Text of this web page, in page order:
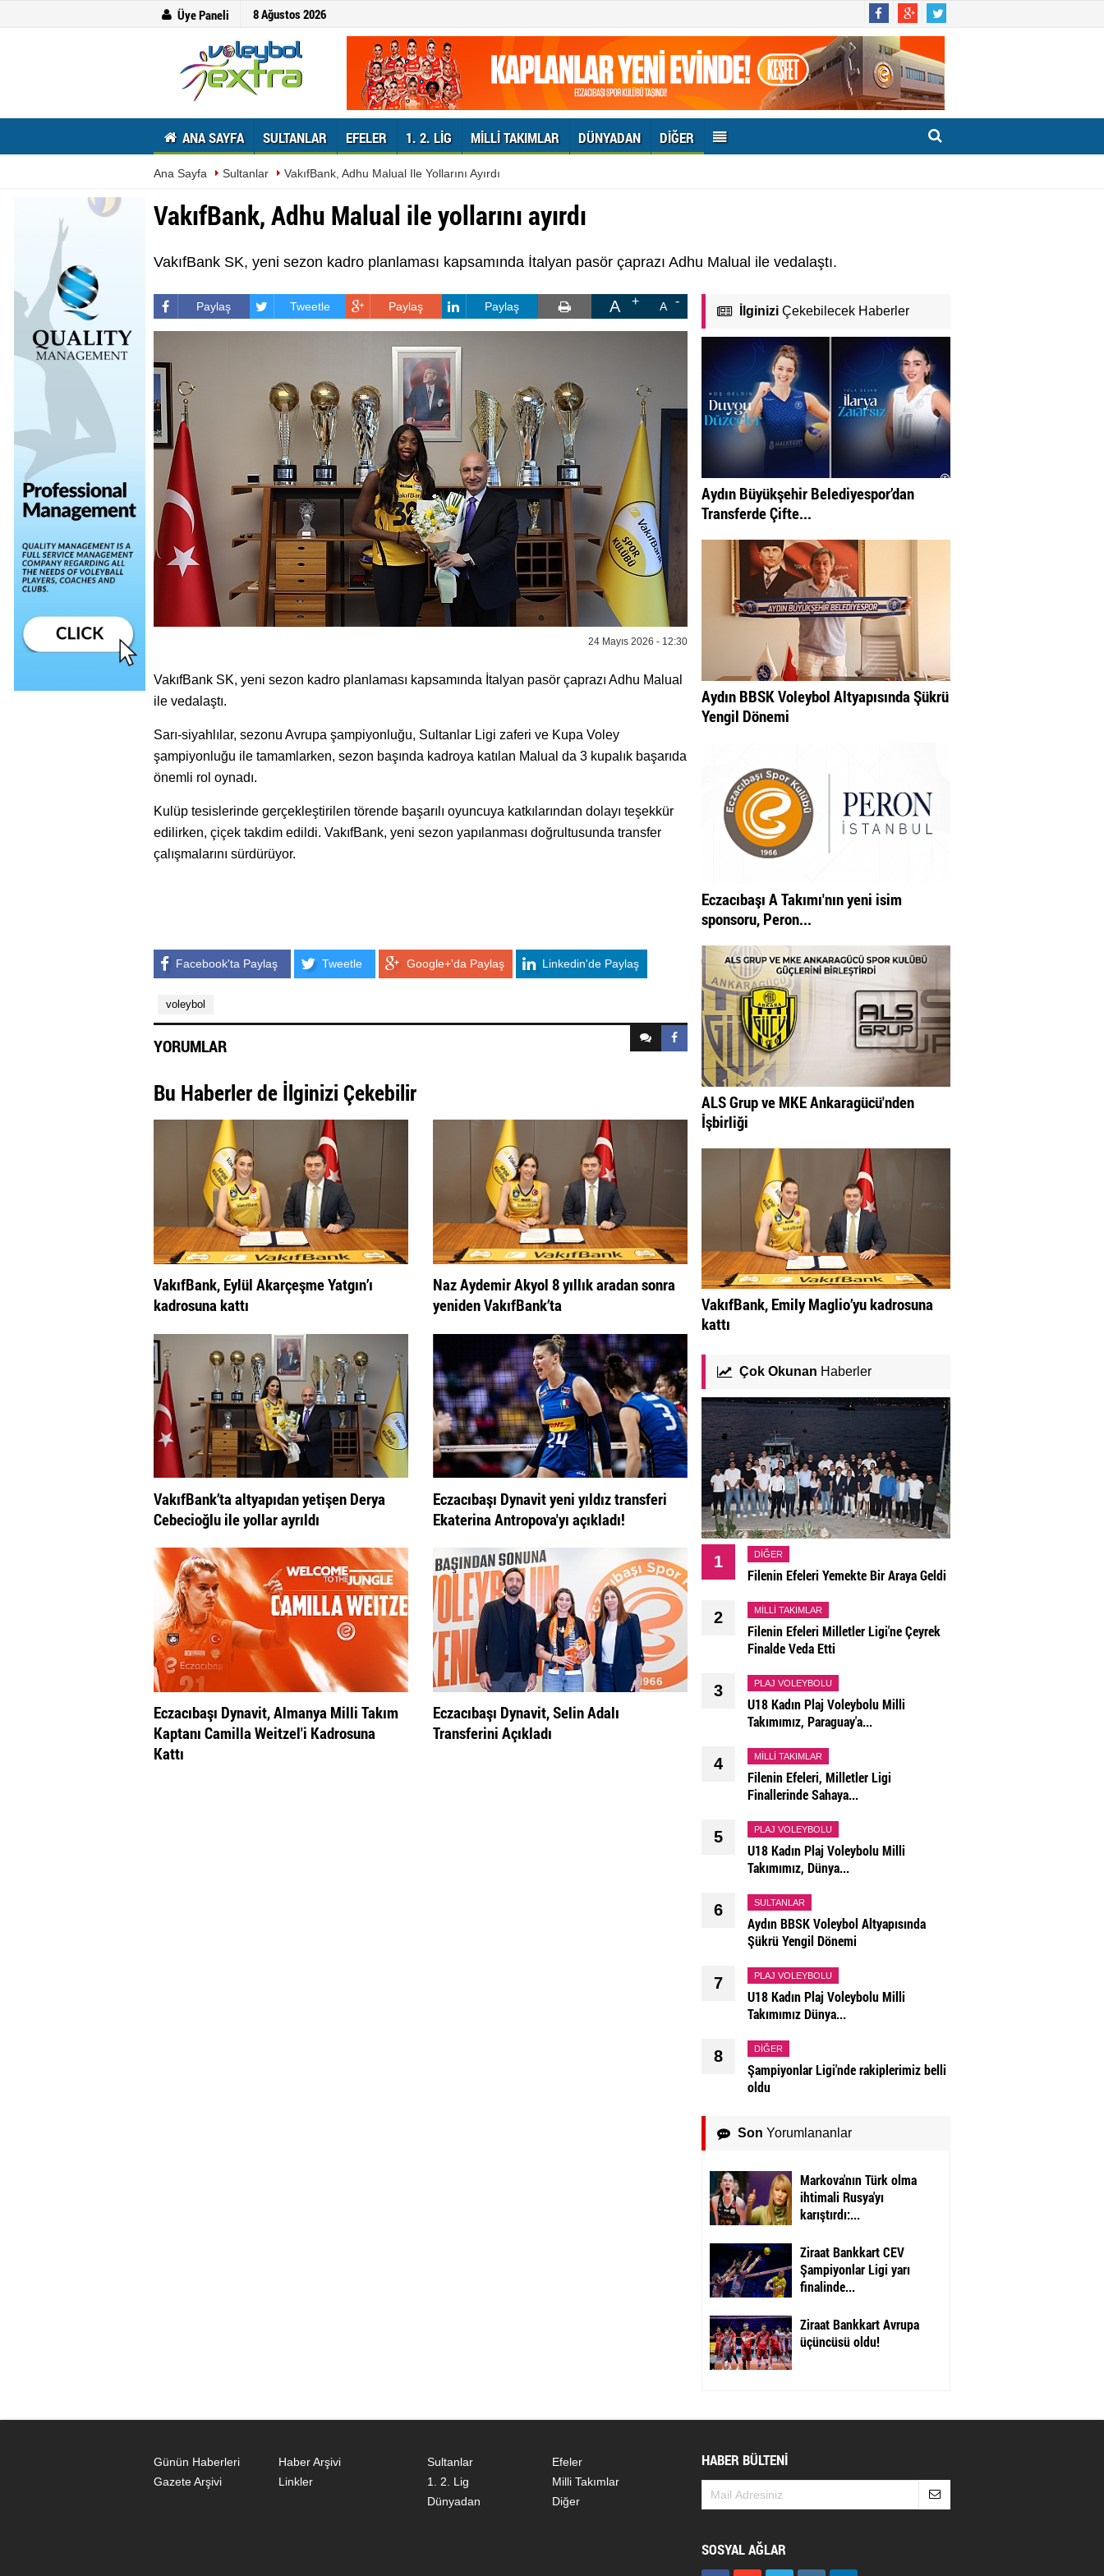
Üye Paneli 8 Ağustos 2026
ANA SAYFA SULTANLAR EFELER 1. 2. LIG MILLI TAKIMLAR DÜNYADAN DIĞER
Ana Sayfa Sultanlar VakıfBank, Adhu Malual Ile Yollarını Ayırdı
VakıfBank, Adhu Malual ile yollarını ayırdı
VakıfBank SK, yeni sezon kadro planlaması kapsamında İtalyan pasör çaprazı Adhu Malual ile vedalaştı.
Paylaş Tweetle Paylaş Paylaş A A
24 Mayıs 2026 - 12:30
VakıfBank SK, yeni sezon kadro planlaması kapsamında İtalyan pasör çaprazı Adhu Malual
ile vedalaştı.
Sarı-siyahlılar, sezonu Avrupa şampiyonluğu, Sultanlar Ligi zaferi ve Kupa Voley
şampiyonluğu ile tamamlarken, sezon başında kadroya katılan Malual da 3 kupalık başarıda
önemli rol oynadı.
Kulüp tesislerinde gerçekleştirilen törende başarılı oyuncuya katkılarından dolayı teşekkür
edilirken, çiçek takdim edildi. VakıfBank, yeni sezon yapılanması doğrultusunda transfer
çalışmalarını sürdürüyor.
Facebook'ta Paylaş Tweetle Google+'da Paylaş Linkedin'de Paylaş
voleybol
YORUMLAR
Bu Haberler de İlginizi Çekebilir
VakıfBank, Eylül Akarçeşme Yatgın’ı
kadrosuna kattı
Naz Aydemir Akyol 8 yıllık aradan sonra
yeniden VakıfBank’ta
VakıfBank’ta altyapıdan yetişen Derya
Cebecioğlu ile yollar ayrıldı
Eczacıbaşı Dynavit yeni yıldız transferi
Ekaterina Antropova'yı açıkladı!
Eczacıbaşı Dynavit, Almanya Milli Takım
Kaptanı Camilla Weitzel'i Kadrosuna
Kattı
Eczacıbaşı Dynavit, Selin Adalı
Transferini Açıkladı
İlginiziÇekebilecek Haberler
Aydın Büyükşehir Belediyespor’dan
Transferde Çifte...
Aydın BBSK Voleybol Altyapısında Şükrü
Yengil Dönemi
Eczacıbaşı A Takımı'nın yeni isim
sponsoru, Peron...
ALS Grup ve MKE Ankaragücü'nden
İşbirliği
VakıfBank, Emily Maglio’yu kadrosuna
kattı
Çok Okunan Haberler
1 DIĞER
Filenin Efeleri Yemekte Bir Araya Geldi
2 MILLI TAKIMLAR
Filenin Efeleri Milletler Ligi'ne Çeyrek
Finalde Veda Etti
3 PLAJ VOLEYBOLU
U18 Kadın Plaj Voleybolu Milli
Takımımız, Paraguay'a...
4 MILLI TAKIMLAR
Filenin Efeleri, Milletler Ligi
Finallerinde Sahaya...
5 PLAJ VOLEYBOLU
U18 Kadın Plaj Voleybolu Milli
Takımımız, Dünya...
6 SULTANLAR
Aydın BBSK Voleybol Altyapısında
Şükrü Yengil Dönemi
7 PLAJ VOLEYBOLU
U18 Kadın Plaj Voleybolu Milli
Takımımız Dünya...
8 DIĞER
Şampiyonlar Ligi'nde rakiplerimiz belli
oldu
Son Yorumlananlar
Markova'nın Türk olma
ihtimali Rusya'yı
karıştırdı:...
Ziraat Bankkart CEV
Şampiyonlar Ligi yarı
finalinde...
Ziraat Bankkart Avrupa
üçüncüsü oldu!
Günün Haberleri
Haber Arşivi
Gazete Arşivi
Linkler
Sultanlar
Efeler
1. 2. Lig
Milli Takımlar
Dünyadan
Diğer
HABER BÜLTENİ
SOSYAL AĞLAR